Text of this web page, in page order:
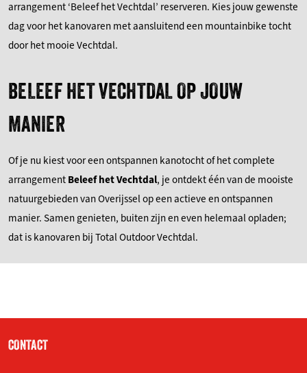
arrangement ‘Beleef het Vechtdal’ reserveren. Kies jouw gewenste
dag voor het kanovaren met aansluitend een mountainbike tocht
door het mooie Vechtdal.
BELEEF HET VECHTDAL OP JOUW
MANIER
Of je nu kiest voor een ontspannen kanotocht of het complete
arrangement Beleef het Vechtdal, je ontdekt één van de mooiste
natuurgebieden van Overijssel op een actieve en ontspannen
manier. Samen genieten, buiten zijn en even helemaal opladen;
dat is kanovaren bij Total Outdoor Vechtdal.
CONTACT